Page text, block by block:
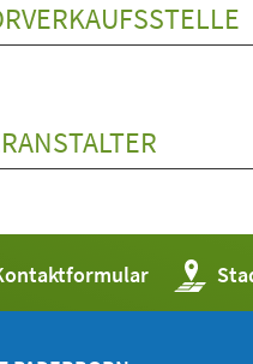
(Öffnet
in
einem